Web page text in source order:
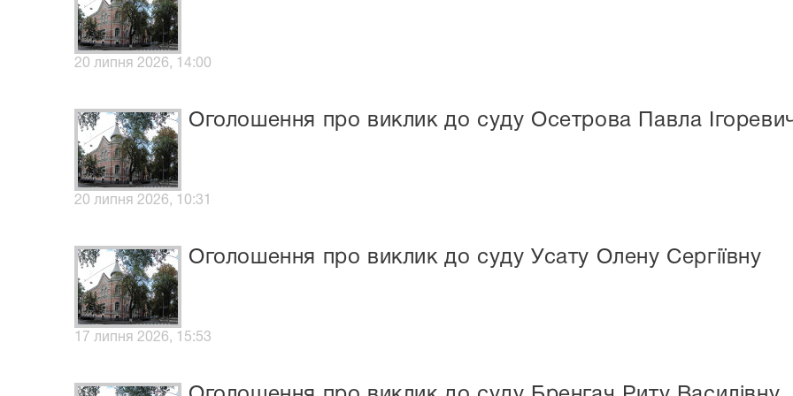
20 липня 2026, 14:00
Оголошення про виклик до суду Осетрова Павла
20 липня 2026, 10:31
Оголошення про виклик до суду Усату Олену Сергіївну
17 липня 2026, 15:53